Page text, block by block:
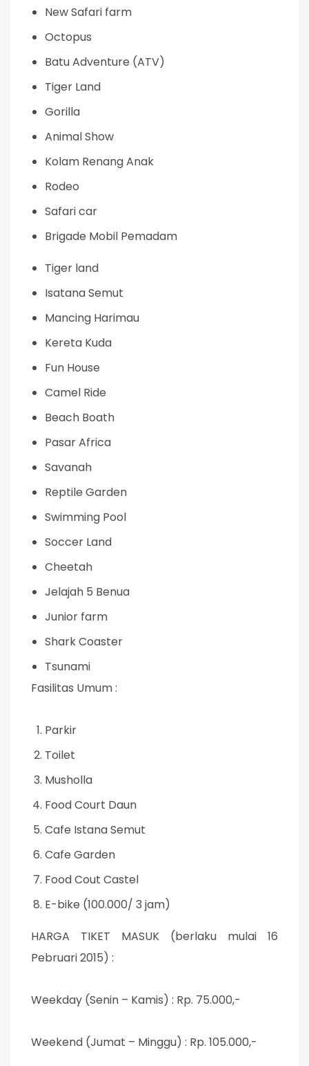
New Safari farm
Octopus
Batu Adventure (ATV)
Tiger Land
Gorilla
Animal Show
Kolam Renang Anak
Rodeo
Safari car
Brigade Mobil Pemadam
Tiger land
Isatana Semut
Mancing Harimau
Kereta Kuda
Fun House
Camel Ride
Beach Boath
Pasar Africa
Savanah
Reptile Garden
Swimming Pool
Soccer Land
Cheetah
Jelajah 5 Benua
Junior farm
Shark Coaster
Tsunami
Fasilitas Umum :
Parkir
Toilet
Musholla
Food Court Daun
Cafe Istana Semut
Cafe Garden
Food Cout Castel
E-bike (100.000/ 3 jam)
HARGA TIKET MASUK (berlaku mulai 16
Pebruari 2015) :
Weekday (Senin – Kamis) : Rp. 75.000,-
Weekend (Jumat – Minggu) : Rp. 105.000,-